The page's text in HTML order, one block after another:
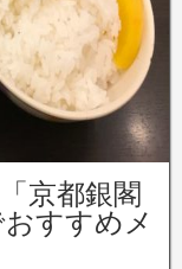
京都銀閣
すすめメ